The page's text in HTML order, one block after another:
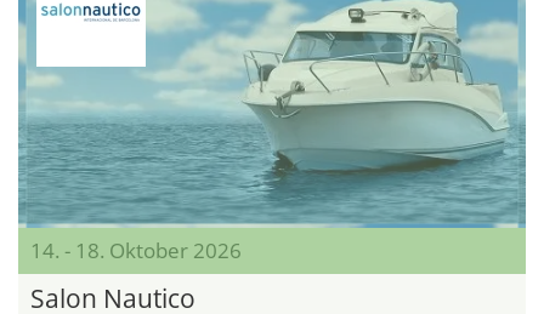
14. - 18. Oktober 2026
Salon Nautico